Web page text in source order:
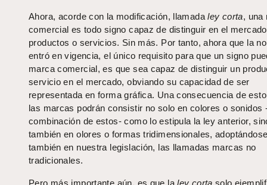
Ahora, acorde con la modificación, llamadaley corta, una
comercial es todo signo capaz de distinguir en el mercado
productos o servicios. Sin más. Por tanto, ahora que la
entró en vigencia, el único requisito para que un signo
marca comercial, es que sea capaz de distinguir un
servicio en el mercado, obviando su capacidad de ser
representada en forma gráfica. Una consecuencia de
las marcas podrán consistir no solo en colores o sonidos
combinación de estos- como lo estipula la ley anterior,
también en olores o formas tridimensionales,
también en nuestra legislación, las llamadas marcas no
tradicionales.